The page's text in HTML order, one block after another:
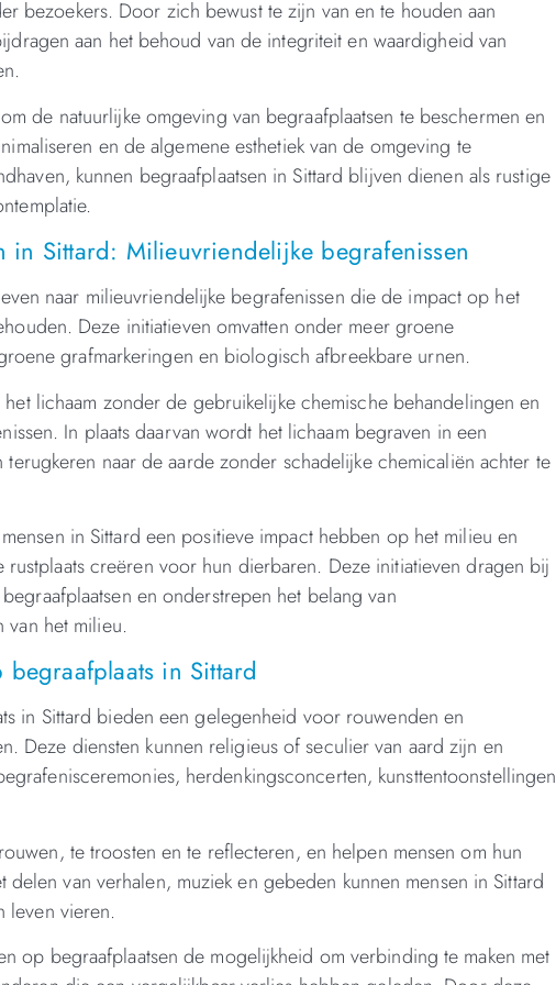
bezoekers. Door zich bewust te zijn van en te houden aan
aan het behoud van de integriteit en waardigheid van
de natuurlijke omgeving van begraafplaatsen te beschermen en
en de algemene esthetiek van de omgeving te
kunnen begraafplaatsen in Sittard blijven dienen als rustige
in Sittard: Milieuvriendelijke begrafenissen
naar milieuvriendelijke begrafenissen die de impact op het
Deze initiatieven omvatten onder meer groene
grafmarkeringen en biologisch afbreekbare urnen.
lichaam zonder de gebruikelijke chemische behandelingen en
In plaats daarvan wordt het lichaam begraven in een
naar de aarde zonder schadelijke chemicaliën achter te
in Sittard een positieve impact hebben op het milieu en
creëren voor hun dierbaren. Deze initiatieven dragen bij
en onderstrepen het belang van
van het milieu.
in Sittard
in Sittard bieden een gelegenheid voor rouwenden en
Deze diensten kunnen religieus of seculier van aard zijn en
herdenkingsconcerten, kunsttentoonstellingen
te troosten en te reflecteren, en helpen mensen om hun
van verhalen, muziek en gebeden kunnen mensen in Sittard
leven vieren.
op begraafplaatsen de mogelijkheid om verbinding te maken met